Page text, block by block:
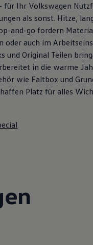
für Ihr Volkswagen
als sonst. Hitze,
and-go fordern
oder auch im
und Original Teilen
in die warme
wie Faltbox und
Platz für alles